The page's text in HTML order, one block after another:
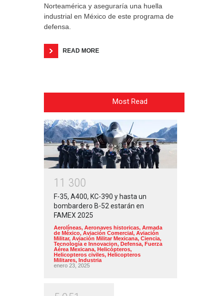
Norteamérica y aseguraría una huella
industrial en México de este programa de
defensa.
READ MORE
Most Read
1 1 300
F-35, A400, KC-390 y hasta un
bombardero B-52 estarán en
FAMEX 2025
Aerolíneas, Aeronaves historicas, Armada
de México, Aviación Comercial, Aviación
Militar, Aviación Militar Mexicana, Ciencia,
Tecnología e Innovacion, Defensa, Fuerza
Aérea Mexicana, Helicópteros,
Helicopteros civiles, Helicopteros
Militares, Industria
enero 23, 2025